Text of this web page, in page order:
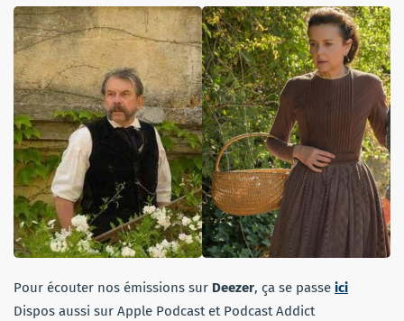
Pour écouter nos émissions sur Deezer, ça se passe ici
Dispos aussi sur Apple Podcast et Podcast Addict